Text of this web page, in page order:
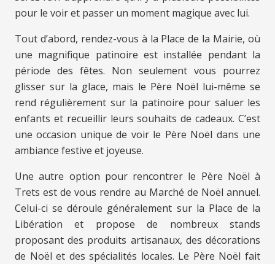
pour le voir et passer un moment magique avec lui.
Tout d’abord, rendez-vous à la Place de la Mairie, où
une magnifique patinoire est installée pendant la
période des fêtes. Non seulement vous pourrez
glisser sur la glace, mais le Père Noël lui-même se
rend régulièrement sur la patinoire pour saluer les
enfants et recueillir leurs souhaits de cadeaux. C’est
une occasion unique de voir le Père Noël dans une
ambiance festive et joyeuse.
Une autre option pour rencontrer le Père Noël à
Trets est de vous rendre au Marché de Noël annuel.
Celui-ci se déroule généralement sur la Place de la
Libération et propose de nombreux stands
proposant des produits artisanaux, des décorations
de Noël et des spécialités locales. Le Père Noël fait